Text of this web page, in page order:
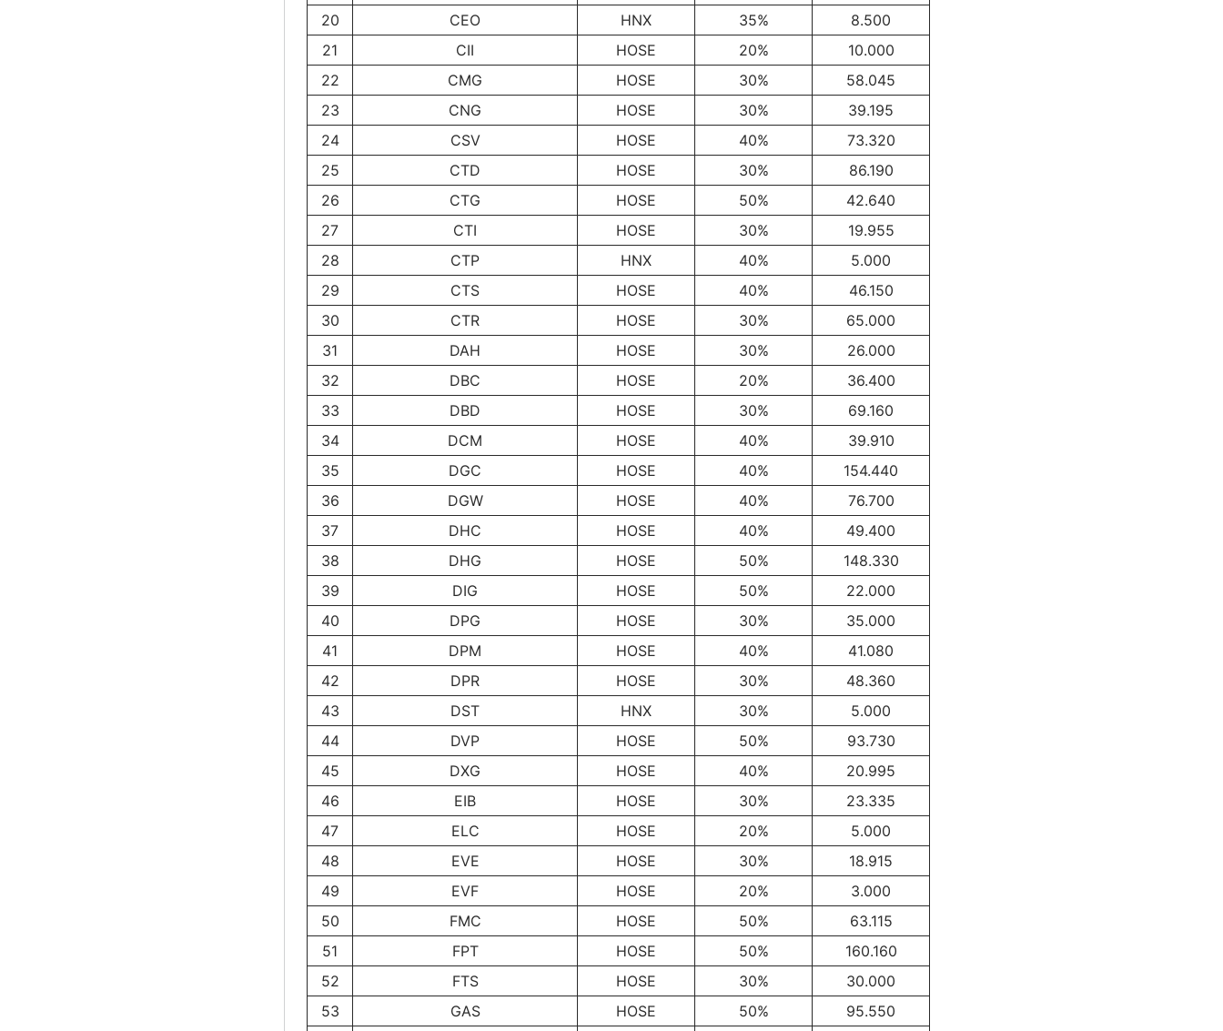
20
CEO HNX 35%
8.500
21
CII HOSE 20%
10.000
22
CMG HOSE 30%
58.045
23
CNG HOSE 30%
39.195
24
CSV HOSE 40%
73.320
25
CTD HOSE 30%
86.190
26
CTG HOSE 50%
42.640
27
CTI HOSE 30%
19.955
28
CTP HNX 40%
5.000
29
CTS HOSE 40%
46.150
30
CTR HOSE 30%
65.000
31
DAH HOSE 30%
26.000
32
DBC HOSE 20%
36.400
33
DBD HOSE 30%
69.160
34
DCM HOSE 40%
39.910
35
DGC HOSE 40%
154.440
36
DGW HOSE 40%
76.700
37
DHC HOSE 40%
49.400
38
DHG HOSE 50%
148.330
39
DIG HOSE 50%
22.000
40
DPG HOSE 30%
35.000
41
DPM HOSE 40%
41.080
42
DPR HOSE 30%
48.360
43
DST HNX 30%
5.000
44
DVP HOSE 50%
93.730
45
DXG HOSE 40%
20.995
46
EIB HOSE 30%
23.335
47
ELC HOSE 20%
5.000
48
EVE HOSE 30%
18.915
49
EVF HOSE 20%
3.000
50
FMC HOSE 50%
63.115
51
FPT HOSE 50%
160.160
52
FTS HOSE 30%
30.000
53
GAS HOSE 50%
95.550